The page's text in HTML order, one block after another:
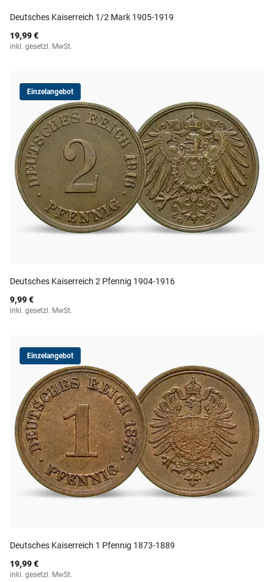
Deutsches Kaiserreich 1/2 Mark 1905-1919
19,99 €
inkl. gesetzl. MwSt.
Einzelangebot
Deutsches Kaiserreich 2 Pfennig 1904-1916
9,99 €
inkl. gesetzl. MwSt.
Einzelangebot
Deutsches Kaiserreich 1 Pfennig 1873-1889
19,99 €
inkl. gesetzl. MwSt.